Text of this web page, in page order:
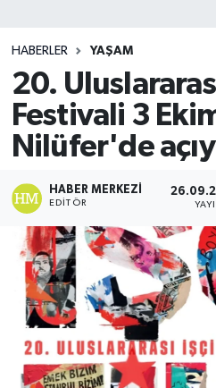
HABERLER YAŞAM
20.
Festivali 3
Nilüfer'de
HABER MERKEZI
EDITÖR
Teknoloji
TRABZON